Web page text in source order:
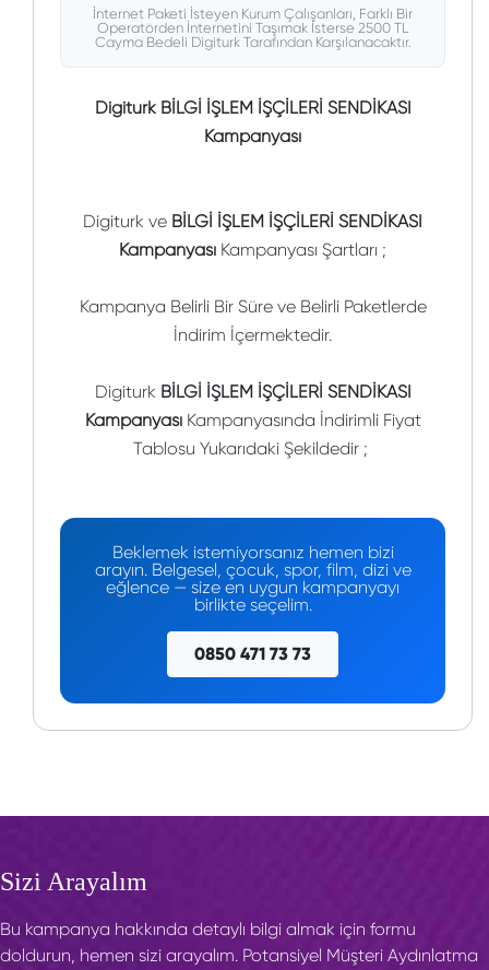
İnternet Paketi İsteyen Kurum Çalışanları, Farklı Bir
Operatörden İnternetini Taşımak İsterse 2500 TL
Cayma Bedeli Digiturk Tarafından Karşılanacaktır.
Digiturk BİLGİ İŞLEM İŞÇİLERİ SENDİKASI
Kampanyası
Digiturk ve BİLGİ İŞLEM İŞÇİLERİ SENDİKASI
Kampanyası Kampanyası Şartları ;
Kampanya Belirli Bir Süre ve Belirli Paketlerde
İndirim İçermektedir.
Digiturk BİLGİ İŞLEM İŞÇİLERİ SENDİKASI
KampanyasıKampanyasında İndirimli Fiyat
Tablosu Yukarıdaki Şekildedir ;
Beklemek istemiyorsanız hemen bizi
arayın. Belgesel, çocuk, spor, film, dizi ve
eğlence — size en uygun kampanyayı
birlikte seçelim.
0850 471 73 73
Sizi Arayalım
Bu kampanya hakkında detaylı bilgi almak için formu
doldurun, hemen sizi arayalım. Potansiyel Müşteri Aydınlatma